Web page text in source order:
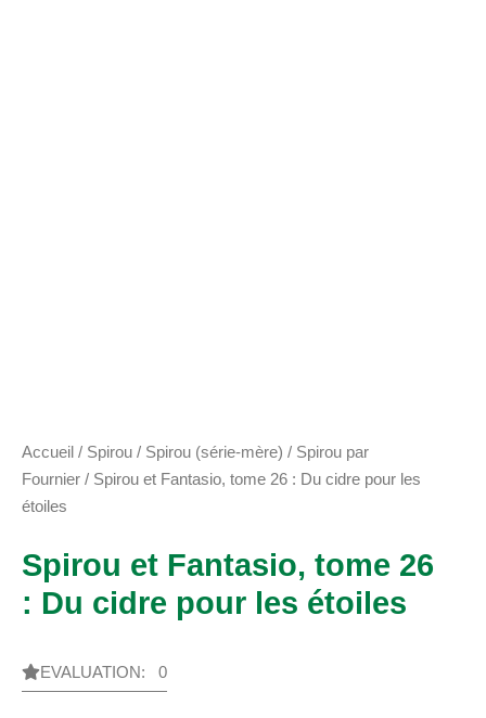
Accueil / Spirou / Spirou (série-mère) / Spirou par
Fournier / Spirou et Fantasio, tome 26 : Du cidre pour les
étoiles
Spirou et Fantasio, tome 26
: Du cidre pour les étoiles
EVALUATION: 0